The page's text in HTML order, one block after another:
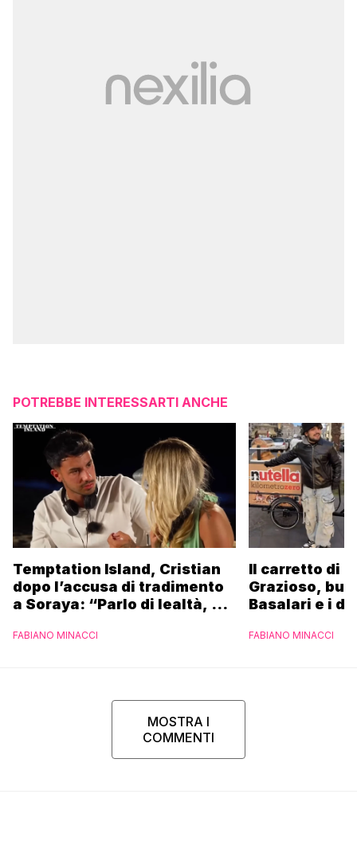
POTREBBE INTERESSARTI ANCHE
Temptation Island, Cristian
dopo l’accusa di tradimento
a Soraya: “Parlo di lealtà, ma
FABIANO MINACCI
Il carretto di
Grazioso,
Basalari e i
Ferrero”
FABIANO MINACCI
MOSTRA I
COMMENTI